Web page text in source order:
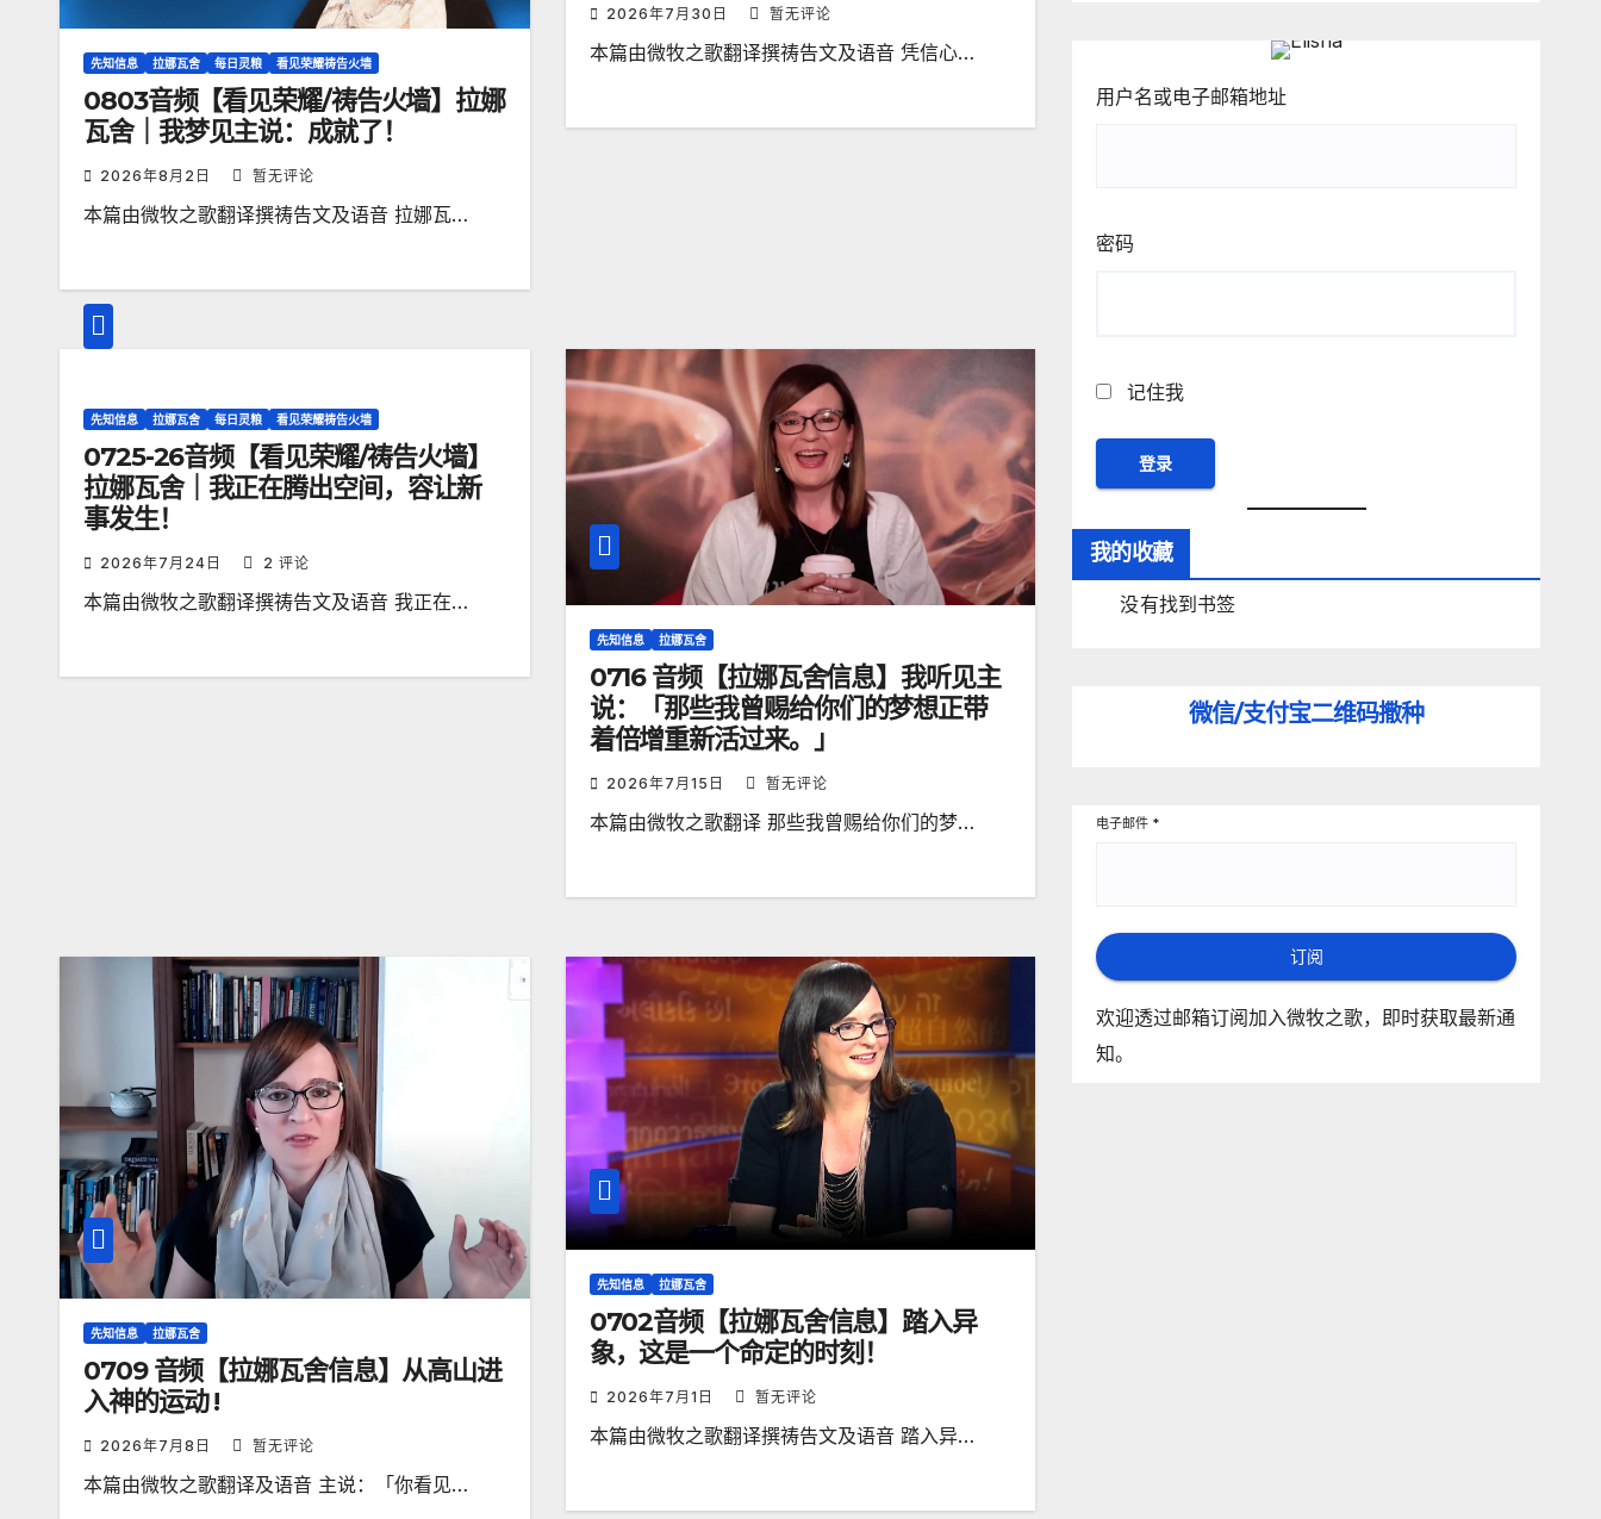
先知信息 拉娜瓦舍 每日灵粮 看见荣耀祷告火墙
0803音频【看见荣耀/祷告火墙】拉娜
瓦舍｜我梦见主说：成就了！
2026年8月2日 暂无评论
本篇由微牧之歌翻译撰祷告文及语音 拉娜瓦…
2026年7月30日 暂无评论
本篇由微牧之歌翻译撰祷告文及语音 凭信心…
先知信息 拉娜瓦舍 每日灵粮 看见荣耀祷告火墙
0725-26音频【看见荣耀/祷告火墙】
拉娜瓦舍｜我正在腾出空间，容让新
事发生！
2026年7月24日 2 评论
本篇由微牧之歌翻译撰祷告文及语音 我正在…
先知信息 拉娜瓦舍
0716 音频【拉娜瓦舍信息】我听见主
说：「那些我曾赐给你们的梦想正带
着倍增重新活过来。」
2026年7月15日 暂无评论
本篇由微牧之歌翻译 那些我曾赐给你们的梦…
先知信息 拉娜瓦舍
0709 音频【拉娜瓦舍信息】从高山进
入神的运动 !
2026年7月8日 暂无评论
本篇由微牧之歌翻译及语音 主说：「你看见…
先知信息 拉娜瓦舍
0702音频【拉娜瓦舍信息】踏入异
象，这是一个命定的时刻！
2026年7月1日 暂无评论
本篇由微牧之歌翻译撰祷告文及语音 踏入异…
用户名或电子邮箱地址
密码
记住我
我的收藏
没有找到书签
微信/支付宝二维码撒种
电子邮件 *
订阅
欢迎透过邮箱订阅加入微牧之歌，即时获取最新通
知。